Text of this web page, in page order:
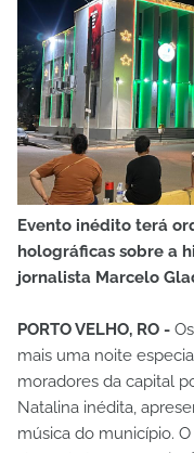
Evento inédito terá
holográficas sobre a
jornalista Marcelo
PORTO VELHO, RO -
mais uma noite
moradores da capital
Natalina inédita,
música do município.